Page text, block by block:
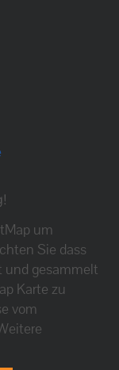
um
Sie dass
und gesammelt
Karte zu
vom